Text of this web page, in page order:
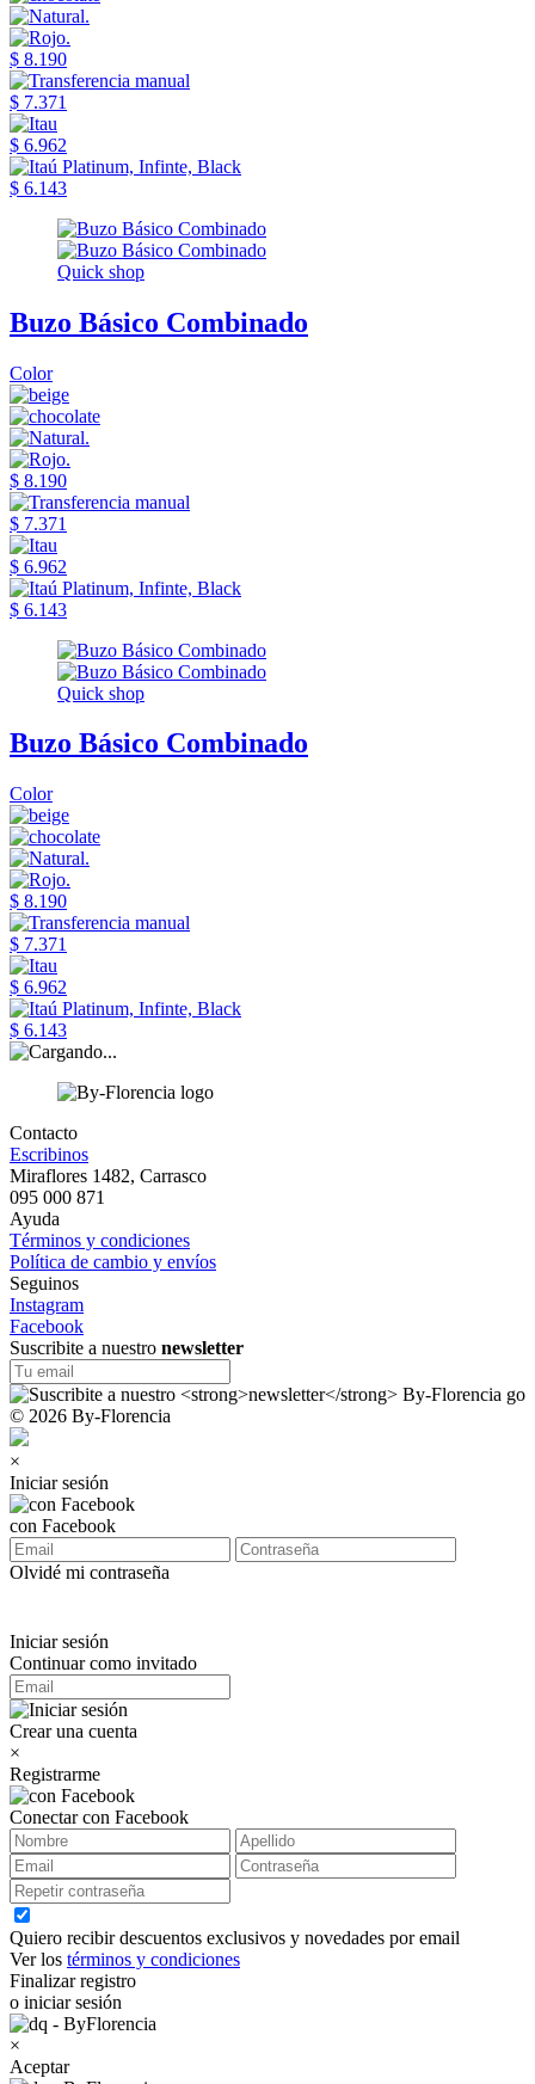
$ 8.190
$ 7.371
$ 6.962
$ 6.143
Quick shop
Buzo Básico Combinado
Color
$ 8.190
$ 7.371
$ 6.962
$ 6.143
Quick shop
Buzo Básico Combinado
Color
$ 8.190
$ 7.371
$ 6.962
$ 6.143
Contacto
Escribinos
Miraflores 1482, Carrasco
095 000 871
Ayuda
Términos y condiciones
Política de cambio y envíos
Seguinos
Instagram
Facebook
Suscribite a nuestro newsletter
© 2026 By-Florencia
×
Iniciar sesión
con Facebook
Olvidé mi contraseña
Iniciar sesión
Continuar como invitado
Crear una cuenta
×
Registrarme
Conectar con Facebook
Quiero recibir descuentos exclusivos y novedades por email
Ver los términos y condiciones
Finalizar registro
o iniciar sesión
×
Aceptar